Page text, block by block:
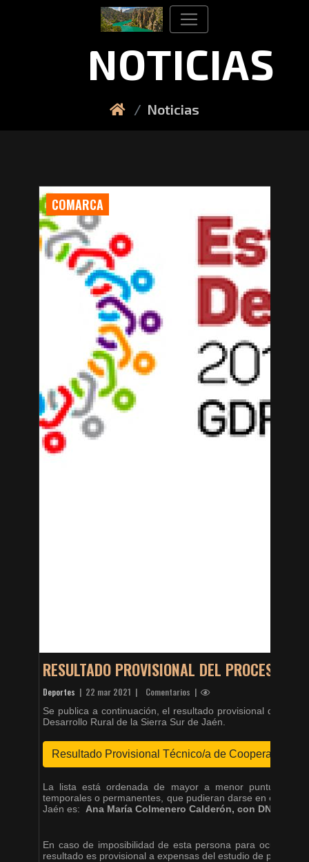
NOTICIAS
Noticias
COMARCA
RESULTADO PROVISIONAL DEL PROCESO
Deportes | 22 mar 2021 | Comentarios |
Se publica a continuación, el resultado provisional del
Desarrollo Rural de la Sierra Sur de Jaén.
Resultado Provisional Técnico/a de Cooperación
La lista está ordenada de mayor a menor puntuación
temporales o permanentes, que pudieran darse en el
Jaén es: Ana María Colmenero Calderón, con DNI
En caso de imposibilidad de esta persona para ocupar
resultado es provisional a expensas del estudio de